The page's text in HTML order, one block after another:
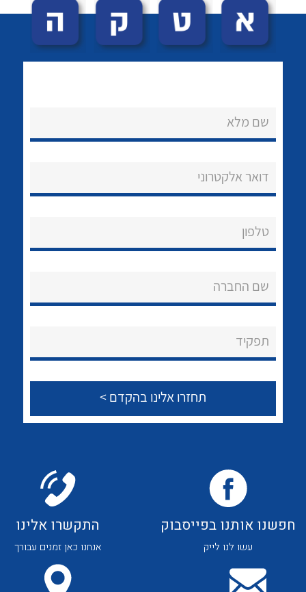
הצוות שלנו
שירותי תמיכה
לכל מוצרי היצרן לכל מוצרי היצרן
לכל מוצרי היצרן לכל מוצרי היצרן
שם מלא
דואר אלקטרוני
טלפון
שם החברה
תפקיד
חפשנו אותנו בפייסבוק
עשו לנו לייק
התקשרו אלינו
אנחנו כאן זמנים עבורך